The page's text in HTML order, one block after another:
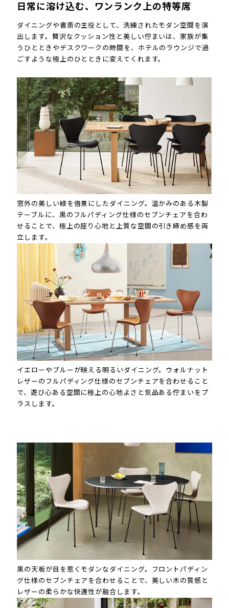
日常に溶け込む、ワンランク上の特等席
ダイニングや書斎の主役として、洗練されたモダン空間を演
出します。贅沢なクッション性と美しい佇まいは、家族が集
うひとときやデスクワークの時間を、ホテルのラウンジで過
ごすような極上のひとときに変えてくれます。
窓外の美しい緑を借景にしたダイニング。温かみのある木製
テーブルに、黒のフルパディング仕様のセブンチェアを合わ
せることで、極上の座り心地と上質な空間の引き締め感を両
立します。
イエローやブルーが映える明るいダイニング。ウォルナット
レザーのフルパディング仕様のセブンチェアを合わせること
で、遊び心ある空間に極上の心地よさと気品ある佇まいをプ
ラスします。
黒の天板が目を惹くモダンなダイニング。フロントパディン
グ仕様のセブンチェアを合わせることで、美しい木の質感と
レザーの柔らかな快適性が融合します。